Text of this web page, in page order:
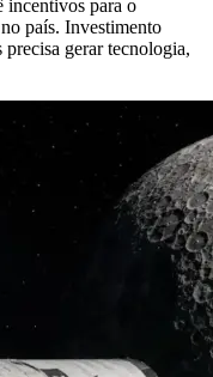
incentivos para o
país. Investimento
precisa gerar tecnologia,